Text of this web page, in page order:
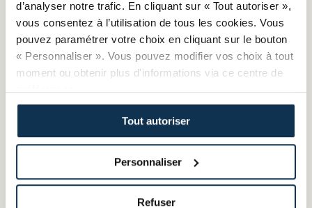
d’analyser notre trafic. En cliquant sur « Tout autoriser »,
vous consentez à l’utilisation de tous les cookies. Vous
pouvez paramétrer votre choix en cliquant sur le bouton
« Personnaliser ». Vous pouvez modifier vos choix à tout
moment ou obtenir plus d'informations via ce centre de
préférences.
Tout autoriser
Personnaliser
Refuser
Vers une IA responsable et utile
La question environnementale s'impose dans le
déploiement de l'IA. L'impact carbone des infrastructures
et la consommation énergétique sont à prendre en
compte. Des référentiels d'écoconception et d'IA frugale
voient le jour pour orienter les usages. Le défi est de
des valeurs humaines et de la performance durable des
entreprises artisanales.
L'intelligence artificielle n'est pas une fin en soi mais
un levier pour moderniser, renforcer et pérenniser